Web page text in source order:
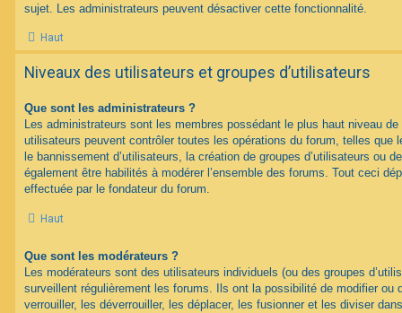
sujet. Les administrateurs peuvent désactiver cette fonctionnalité.
Haut
Niveaux des utilisateurs et groupes d’utilisateurs
Que sont les administrateurs ?
Les administrateurs sont les membres possédant le plus haut niveau
utilisateurs peuvent contrôler toutes les opérations du forum, telles que
le bannissement d’utilisateurs, la création de groupes d’utilisateurs ou
également être habilités à modérer l’ensemble des forums. Tout ceci
effectuée par le fondateur du forum.
Haut
Que sont les modérateurs ?
Les modérateurs sont des utilisateurs individuels (ou des groupes
surveillent régulièrement les forums. Ils ont la possibilité de modifier ou
verrouiller, les déverrouiller, les déplacer, les fusionner et les diviser